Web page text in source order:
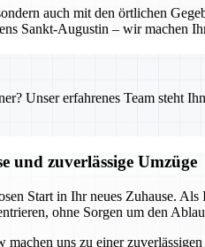
auch mit den örtlichen
Sankt-Augustin – wir machen
Unser erfahrenes Team steht
und zuverlässige Umzüge
Start in Ihr neues Zuhause.
ohne Sorgen um den
uns zu einer